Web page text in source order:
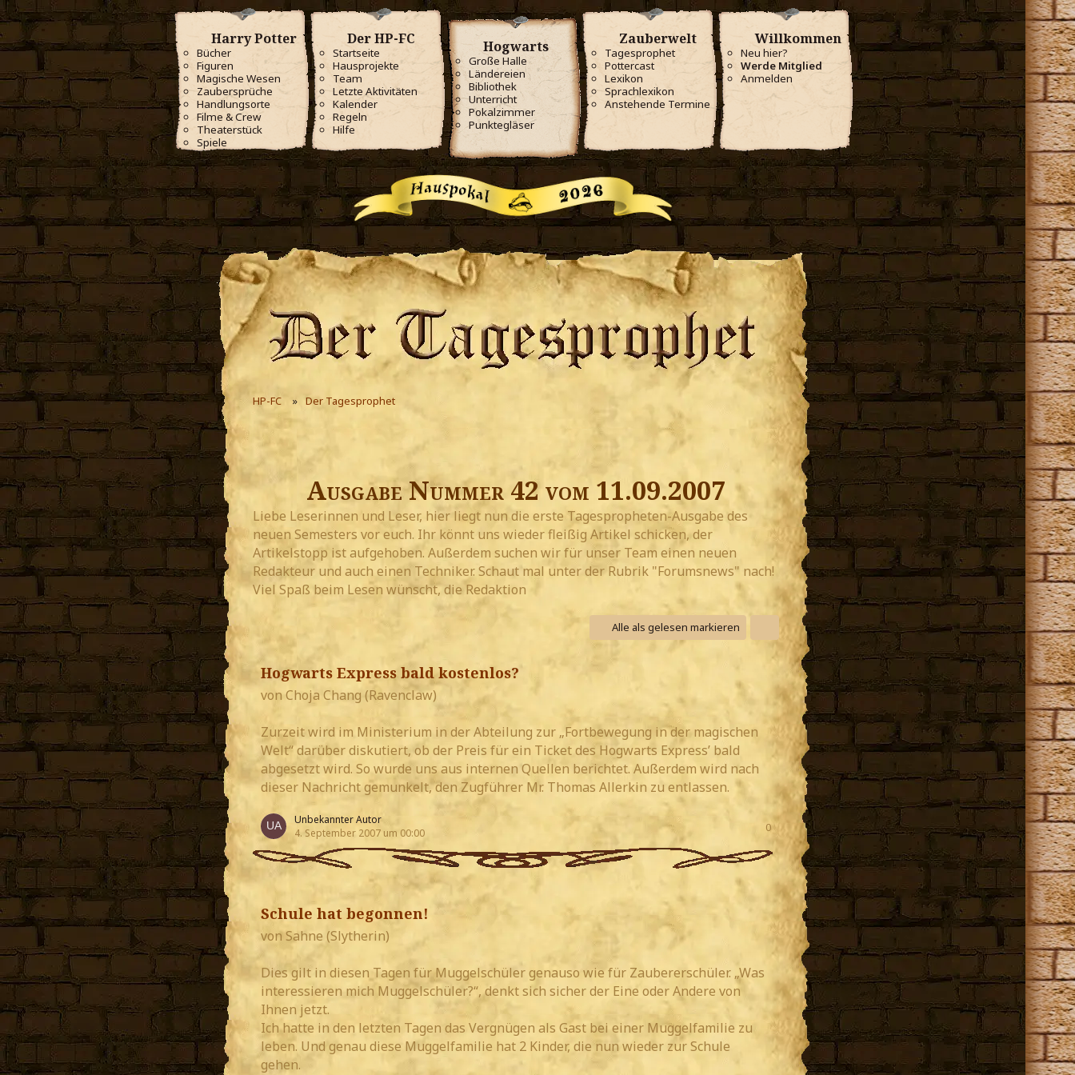
Harry Potter
Bücher
Figuren
Magische Wesen
Zaubersprüche
Handlungsorte
Filme & Crew
Theaterstück
Spiele
Der HP-FC
Startseite
Hausprojekte
Team
Letzte Aktivitäten
Kalender
Regeln
Hilfe
Hogwarts
Große Halle
Ländereien
Bibliothek
Unterricht
Pokalzimmer
Punktegläser
Zauberwelt
Tagesprophet
Pottercast
Lexikon
Sprachlexikon
Anstehende Termine
Willkommen
Neu hier?
Werde Mitglied
Anmelden
HP-FC Der Tagesprophet
Ausgabe Nummer 42 vom 11.09.2007
Liebe Leserinnen und Leser, hier liegt nun die erste Tagespropheten-Ausgabe des
neuen Semesters vor euch. Ihr könnt uns wieder fleißig Artikel schicken, der
Artikelstopp ist aufgehoben. Außerdem suchen wir für unser Team einen neuen
Redakteur und auch einen Techniker. Schaut mal unter der Rubrik "Forumsnews" nach!
Viel Spaß beim Lesen wünscht, die Redaktion
Alle als gelesen markieren
Hogwarts Express bald kostenlos?
von Choja Chang (Ravenclaw)
Zurzeit wird im Ministerium in der Abteilung zur „Fortbewegung in der magischen
Welt“ darüber diskutiert, ob der Preis für ein Ticket des Hogwarts Express’ bald
abgesetzt wird. So wurde uns aus internen Quellen berichtet. Außerdem wird nach
dieser Nachricht gemunkelt, den Zugführer Mr. Thomas Allerkin zu entlassen.
Unbekannter Autor
4. September 2007 um 00:00
0
Schule hat begonnen!
von Sahne (Slytherin)
Dies gilt in diesen Tagen für Muggelschüler genauso wie für Zaubererschüler. „Was
interessieren mich Muggelschüler?“, denkt sich sicher der Eine oder Andere von
Ihnen jetzt.
Ich hatte in den letzten Tagen das Vergnügen als Gast bei einer Muggelfamilie zu
leben. Und genau diese Muggelfamilie hat 2 Kinder, die nun wieder zur Schule
gehen.